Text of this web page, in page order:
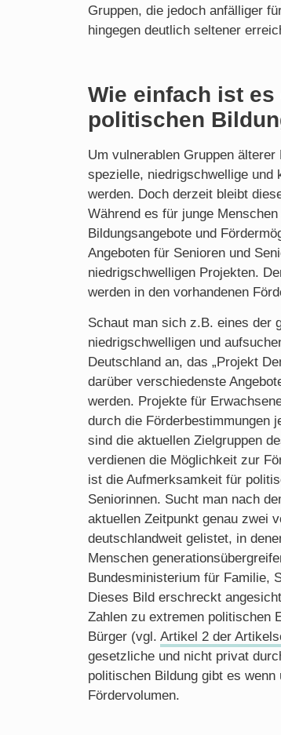
Gruppen, die jedoch anfälliger
hingegen deutlich seltener
Wie einfach ist
politischen
Um vulnerablen Gruppen
spezielle, niedrigschwellige und
werden. Doch derzeit bleibt
Während es für junge
Bildungsangebote und
Angeboten für Senioren und
niedrigschwelligen Projekten.
werden in den vorhandenen
Schaut man sich z.B. eines der
niedrigschwelligen und
Deutschland an, das „Projekt
darüber verschiedenste
werden. Projekte für
durch die Förderbestimmungen
sind die aktuellen Zielgruppen
verdienen die Möglichkeit zur
ist die Aufmerksamkeit für
Seniorinnen. Sucht man nach
aktuellen Zeitpunkt genau zwei
deutschlandweit gelistet, in
Menschen
Bundesministerium für Familie,
Dieses Bild erschreckt
Zahlen zu extremen politischen
Bürger (vgl. Artikel 2 der
gesetzliche und nicht privat
politischen Bildung gibt es
Fördervolumen.